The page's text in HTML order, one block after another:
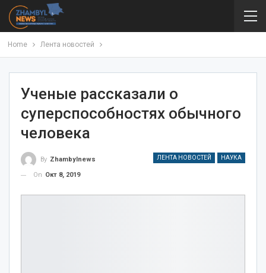
Home Лента новостей
Ученые рассказали о
суперспособностях обычного
человека
ЛЕНТА НОВОСТЕЙ НАУКА
By Zhambylnews
On Окт 8, 2019